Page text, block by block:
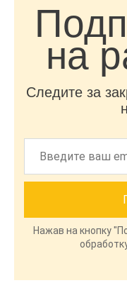
на
Следите за
Нажав на кнопку